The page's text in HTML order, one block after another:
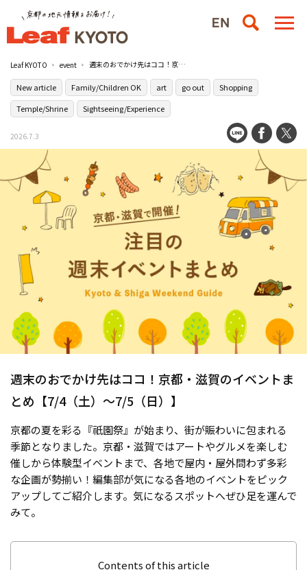
Leaf KYOTO event 週末のおでかけ先はココ！京都・滋賀のイベントまとめ【7/4（土）〜7/5（日）】
New article Family/Children OK art go out
Shopping
Temple/Shrine
Sightseeing/Experience
2026.7.3
週末のおでかけ先はココ！京都・滋賀のイベントま
とめ【7/4（土）〜7/5（日）】
京都の夏を彩る『祇園祭』が始まり、街が賑わいに包まれる
季節となりました。京都・滋賀ではアートやグルメを楽しむ
催しから体験型イベントまで、各地で屋内・屋外問わず多彩
な企画が勢揃い！編集部が気になる各地のイベントをピック
アップしてご紹介します。気になるスポットへぜひ足を運んで
みて。
Contents of this article